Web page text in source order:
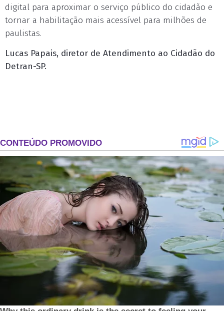
digital para aproximar o serviço público do cidadão e
tornar a habilitação mais acessível para milhões de
paulistas.
Lucas Papais, diretor de Atendimento ao Cidadão do
Detran-SP.